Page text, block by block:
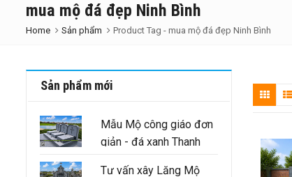
mua mộ đá đẹp Ninh Bình
Home Sản phẩm Product Tag - mua mộ đá đẹp Ninh Bình
Sản phẩm mới
Mẫu Mộ công giáo đơn
giản - đá xanh Thanh
Tư vấn xây Lăng Mộ